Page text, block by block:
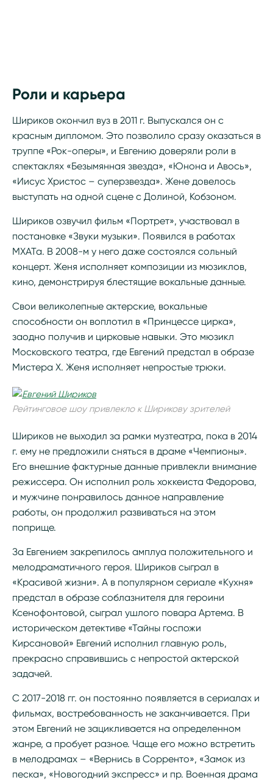
Роли и карьера
Шириков окончил вуз в 2011 г. Выпускался он с
красным дипломом. Это позволило сразу оказаться в
труппе «Рок-оперы», и Евгению доверяли роли в
спектаклях «Безымянная звезда», «Юнона и Авось»,
«Иисус Христос – суперзвезда». Жене довелось
выступать на одной сцене с Долиной, Кобзоном.
Шириков озвучил фильм «Портрет», участвовал в
постановке «Звуки музыки». Появился в работах
МХАТа. В 2008-м у него даже состоялся сольный
концерт. Женя исполняет композиции из мюзиклов,
кино, демонстрируя блестящие вокальные данные.
Свои великолепные актерские, вокальные
способности он воплотил в «Принцессе цирка»,
заодно получив и цирковые навыки. Это мюзикл
Московского театра, где Евгений предстал в образе
Мистера Х. Женя исполняет непростые трюки.
Рейтинговое шоу привлекло к Ширикову зрителей
Шириков не выходил за рамки музтеатра, пока в 2014
г. ему не предложили сняться в драме «Чемпионы».
Его внешние фактурные данные привлекли внимание
режиссера. Он исполнил роль хоккеиста Федорова,
и мужчине понравилось данное направление
работы, он продолжил развиваться на этом
поприще.
За Евгением закрепилось амплуа положительного и
мелодраматичного героя. Шириков сыграл в
«Красивой жизни». А в популярном сериале «Кухня»
предстал в образе соблазнителя для героини
Ксенофонтовой, сыграл ушлого повара Артема. В
историческом детективе «Тайны госпожи
Кирсановой» Евгений исполнил главную роль,
прекрасно справившись с непростой актерской
задачей.
С 2017-2018 гг. он постоянно появляется в сериалах и
фильмах, востребованность не заканчивается. При
этом Евгений не зацикливается на определенном
жанре, а пробует разное. Чаще его можно встретить
в мелодрамах – «Вернись в Сорренто», «Замок из
песка», «Новогодний экспресс» и пр. Военная драма